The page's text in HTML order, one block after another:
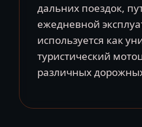
дальних поездок,
ежедневной
используется как
туристический
различных